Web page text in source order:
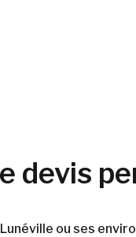
devis
ou ses